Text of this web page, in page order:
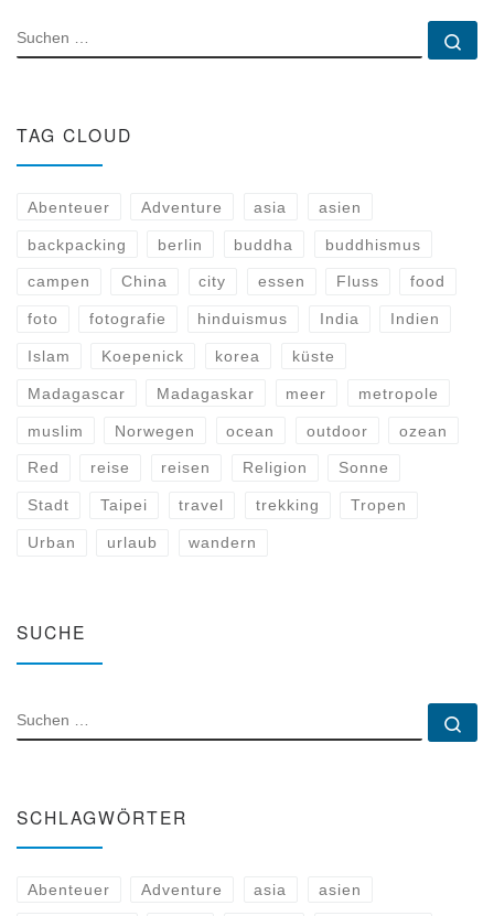
SUCHE
TAG CLOUD
Abenteuer Adventure asia asien
backpacking berlin buddha buddhismus
campen China city essen Fluss food
foto fotografie hinduismus India Indien
Islam Koepenick korea küste
Madagascar Madagaskar meer metropole
muslim Norwegen ocean outdoor ozean
Red reise reisen Religion Sonne
Stadt Taipei travel trekking Tropen
Urban urlaub wandern
SUCHE
SUCHE
SCHLAGWÖRTER
Abenteuer Adventure asia asien